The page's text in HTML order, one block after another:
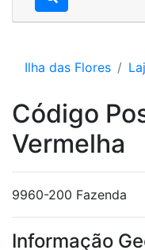
Ilha das Flores
Código
Vermelha
9960-200 Fazenda
Informação